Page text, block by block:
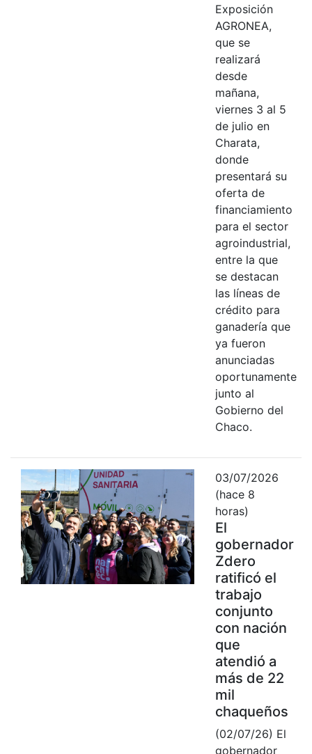
Exposición
AGRONEA,
que se
realizará
desde
mañana,
viernes 3 al 5
de julio en
Charata,
donde
presentará su
oferta de
financiamiento
para el sector
agroindustrial,
entre la que
se destacan
las líneas de
crédito para
ganadería que
ya fueron
anunciadas
oportunamente
junto al
Gobierno del
Chaco.
03/07/2026
(hace 8
horas)
El
gobernador
Zdero
ratificó el
trabajo
conjunto
con nación
que
atendió a
más de 22
mil
chaqueños
(02/07/26) El
gobernador